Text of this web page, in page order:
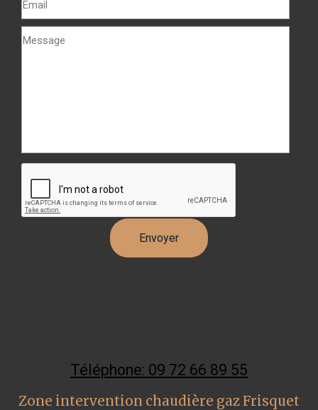
Téléphone: 09 72 66 89 55
Zone intervention chaudière gaz Frisquet